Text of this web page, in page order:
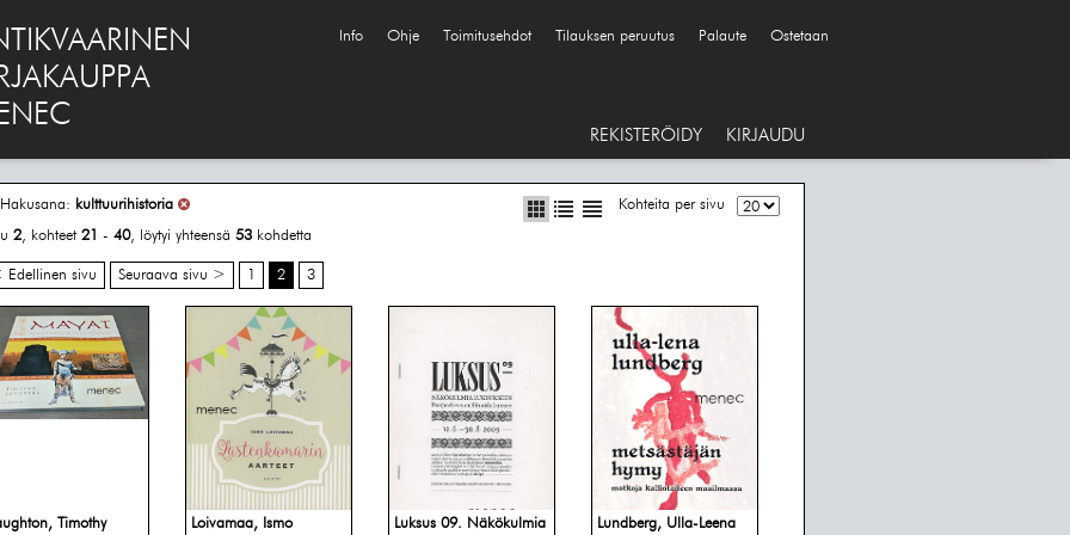
Info Ohje Toimitusehdot Tilauksen peruutus Palaute Ostetaan
REKISTERÖIDY KIRJAUDU
Kohteita per sivu
kulttuurihistoria
2, kohteet 21 - 40, löytyi yhteensä 53 kohdetta
Edellinen sivu Seuraava sivu > 1 2 3
Timothy
Loivamaa, Ismo
Luksus 09. Näkökulmia
Lundberg, Ulla-Leena